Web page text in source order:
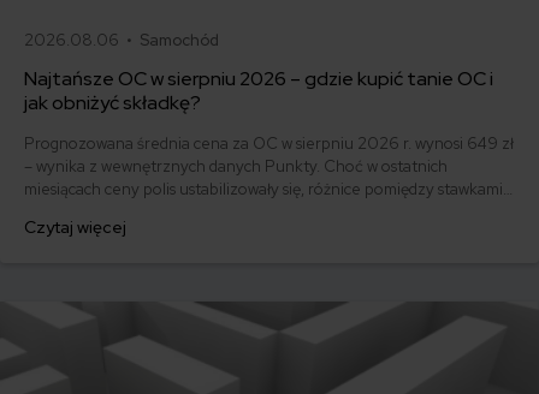
2026.08.06 • Samochód
Najtańsze OC w sierpniu 2026 – gdzie kupić tanie OC i
jak obniżyć składkę?
Prognozowana średnia cena za OC w sierpniu 2026 r. wynosi 649 zł
– wynika z wewnętrznych danych Punkty. Choć w ostatnich
miesiącach ceny polis ustabilizowały się, różnice pomiędzy stawkami
500 zł, inni – powyżej 1500 zł. Gdzie znaleźć najtańsze OC w Polsce
Czytaj więcej